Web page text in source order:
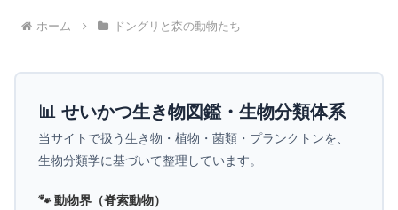
ホーム ドングリと森の動物たち
📊 せいかつ生き物図鑑・生物分類体系
当サイトで扱う生き物・植物・菌類・プランクトンを、
生物分類学に基づいて整理しています。
🐾 動物界（脊索動物）